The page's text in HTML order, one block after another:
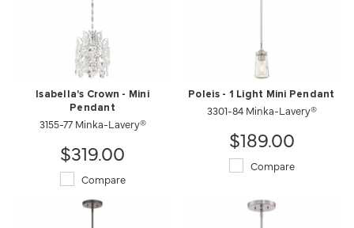
Isabella's Crown - Mini
Pendant
3155-77 Minka-Lavery®
$319.00
Compare
Poleis - 1 Light Mini Pendant
3301-84 Minka-Lavery®
$189.00
Compare